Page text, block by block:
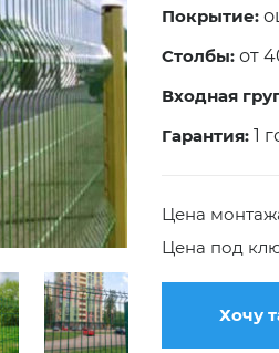
Покрытие:
Столбы: от
Входная
Гарантия: 1
Цена
Цена под
Хочу